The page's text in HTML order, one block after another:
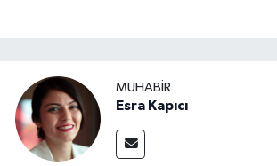
MUHABİR
Esra Kapıcı